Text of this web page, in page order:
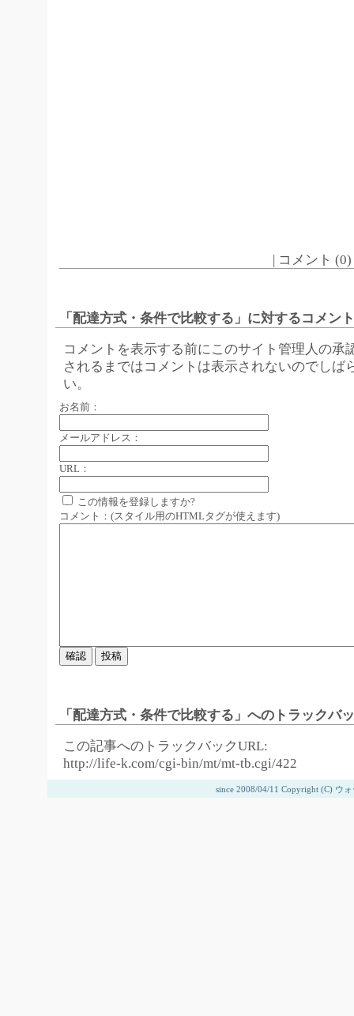
| コメント
「配達方式・条件で比較する」に対するコメン
コメントを表示する前にこのサイト管理人の承
されるまではコメントは表示されないのでしば
い。
お名前：
メールアドレス：
URL：
この情報を登録しますか?
コメント：(スタイル用のHTMLタグが使えます)
「配達方式・条件で比較する」へのトラックバ
この記事へのトラックバックURL:
http://life-k.com/cgi-bin/mt/mt-tb.cgi/422
since 2008/04/11 Copyright (C) ウ